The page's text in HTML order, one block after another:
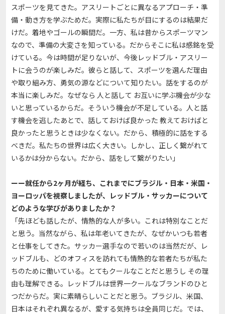
スポーツを見てきた。アスリートごとに異なるアプローチ・準
備・動き方を学ぶためだ。実際に私たちが目にするのは結果だ
けだ。着地やゴールの瞬間だ。一方、私は昔からスポーツマン
なので、準備の大変さを知っている。だからそこに私は感銘を受
けている。今は時間が足りないが、今後レッドブル・アスリー
トに会うのが楽しみだ。彼らと話して、スポーツを選んだ理由
や取り組み方、勇気の源などについて知りたい。話をするのが
本当に楽しみだ。なぜなら 人と話して お互いに学ぶ機会が少な
いと思っているからだ。そういう機会が不足している。人と話
す機会を逃したあとで、話しておけば良かった 教えておけばと
良かったと思うときは少なくない。だから、積極的に話をする
べきだ。私たちの世界は広く大きい。しかし、正しく繋がれて
いるかは分からない。だから、話をして繋がりたい」
ーー就任から2ヶ月が経ち、これまでにブラジル・日本・米国・
ヨーロッパを視察しましたが、レッドブル・サッカーについて
どのような学びがありましたか？
「先ほども話したが、情熱的な人が多い。これは特別なことだ
と思う。当然ながら、私は年老いてきたが、なぜかいつも若者
と仕事をしてきた。サッカー選手なので若いのは当然だが、レ
ッドブルも、どのオフィスを訪れても情熱的な若者たちが私た
ちのために働いている。とてもクールなことだと思うし その理
由も理解できる。レッドブルは世界一クールなブランドのひと
つだからだ。実に素晴らしいことだと思う。ブラジル、米国、
日本はそれぞれ異なるが、愛する気持ちは全員同じだ。では、